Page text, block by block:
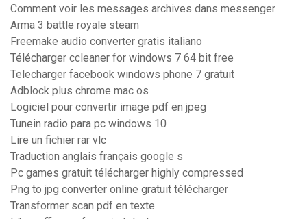
Comment voir les messages archives dans messenger
Arma 3 battle royale steam
Freemake audio converter gratis italiano
Télécharger ccleaner for windows 7 64 bit free
Telecharger facebook windows phone 7 gratuit
Adblock plus chrome mac os
Logiciel pour convertir image pdf en jpeg
Tunein radio para pc windows 10
Lire un fichier rar vlc
Traduction anglais français google s
Pc games gratuit télécharger highly compressed
Png to jpg converter online gratuit télécharger
Transformer scan pdf en texte